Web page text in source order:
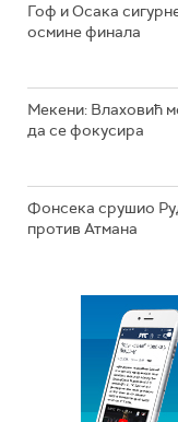
Гоф и Осака
осмине финала
Мекени: Влаховић
да се фокусира
Фонсека срушио
против Атмана